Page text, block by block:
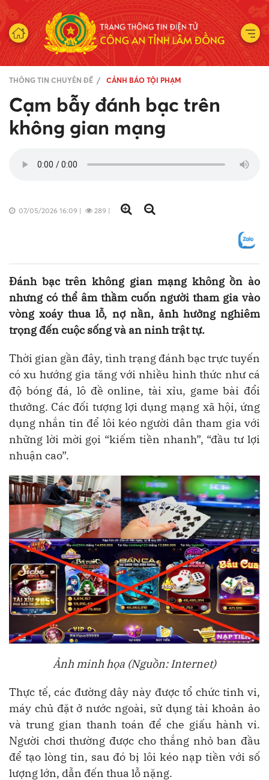
THÔNG TIN CHUYÊN ĐỀ CẢNH BÁO TỘI PHẠM
Cạm bẫy đánh bạc trên
không gian mạng
07/05/2026 16:09 | 289 |
Đánh bạc trên không gian mạng không ồn ào
nhưng có thể âm thầm cuốn người tham gia vào
vòng xoáy thua lỗ, nợ nần, ảnh hưởng nghiêm
trọng đến cuộc sống và an ninh trật tự.
Thời gian gần đây, tình trạng đánh bạc trực tuyến
có xu hướng gia tăng với nhiều hình thức như cá
độ bóng đá, lô đề online, tài xỉu, game bài đổi
thưởng. Các đối tượng lợi dụng mạng xã hội, ứng
dụng nhắn tin để lôi kéo người dân tham gia với
những lời mời gọi “kiếm tiền nhanh”, “đầu tư lợi
nhuận cao”.
Ảnh minh họa (Nguồn: Internet)
Thực tế, các đường dây này được tổ chức tinh vi,
máy chủ đặt ở nước ngoài, sử dụng tài khoản ảo
và trung gian thanh toán để che giấu hành vi.
Người chơi thường được cho thắng nhỏ ban đầu
để tạo lòng tin, sau đó bị lôi kéo nạp tiền với số
lượng lớn, dẫn đến thua lỗ nặng.